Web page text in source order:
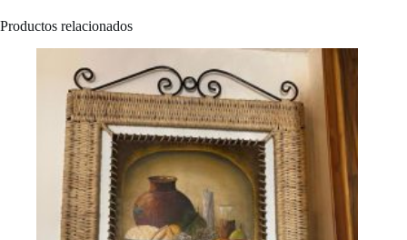
Productos relacionados